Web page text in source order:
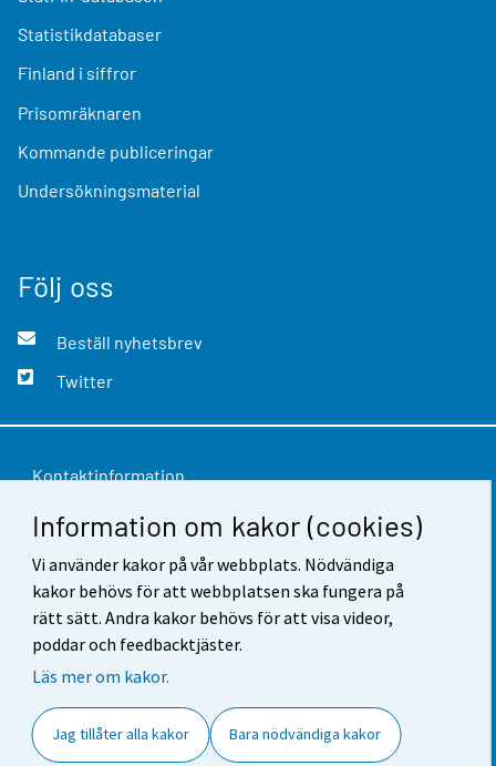
Information om kakor (cookies)
Vi använder kakor på vår webbplats. Nödvändiga
kakor behövs för att webbplatsen ska fungera på
rätt sätt. Andra kakor behövs för att visa videor,
poddar och feedbacktjäster.
Läs mer om kakor.
Jag tillåter alla kakor Bara nödvändiga kakor
Statistikdatabaser
Finland i siffror
Prisomräknaren
Kommande publiceringar
Undersökningsmaterial
Följ oss
Beställ nyhetsbrev
Twitter
Kontaktinformation
Respons
Användarvillkor
Dataskydd
Tillgänglighet
Cookie-inställningar